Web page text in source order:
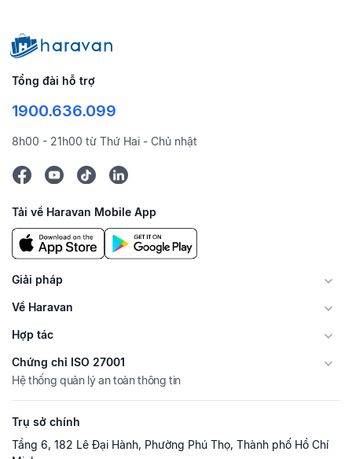
Tổng đài hỗ trợ
1900.636.099
8h00 - 21h00 từ Thứ Hai - Chủ nhật
Tải về Haravan Mobile App
Giải pháp
Về Haravan
Hợp tác
Chứng chỉ ISO 27001
Hệ thống quản lý an toàn thông tin
Trụ sở chính
Tầng 6, 182 Lê Đại Hành, Phường Phú Thọ, Thành phố Hồ Chí